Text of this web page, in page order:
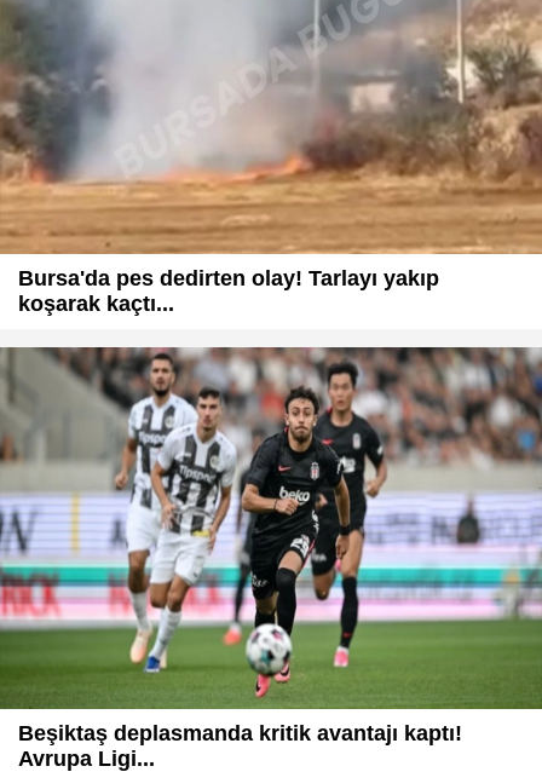
Bursa'da pes dedirten olay! Tarlayı yakıp
koşarak kaçtı...
Beşiktaş deplasmanda kritik avantajı kaptı!
Avrupa Ligi...